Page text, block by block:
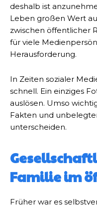
deshalb ist
Leben großen Wert
zwischen öffentlicher
für viele
Herausforderung.
In Zeiten sozialer
schnell. Ein einziges
auslösen. Umso
Fakten und
unterscheiden.
Familie im
Früher war es